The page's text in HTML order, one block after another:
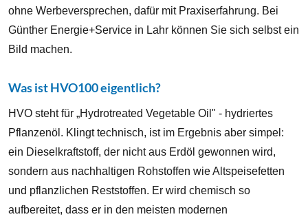
ohne Werbeversprechen, dafür mit Praxiserfahrung. Bei
Günther Energie+Service in Lahr können Sie sich selbst ein
Bild machen.
Was ist HVO100 eigentlich?
HVO steht für „Hydrotreated Vegetable Oil" - hydriertes
Pflanzenöl. Klingt technisch, ist im Ergebnis aber simpel:
ein Dieselkraftstoff, der nicht aus Erdöl gewonnen wird,
sondern aus nachhaltigen Rohstoffen wie Altspeisefetten
und pflanzlichen Reststoffen. Er wird chemisch so
aufbereitet, dass er in den meisten modernen